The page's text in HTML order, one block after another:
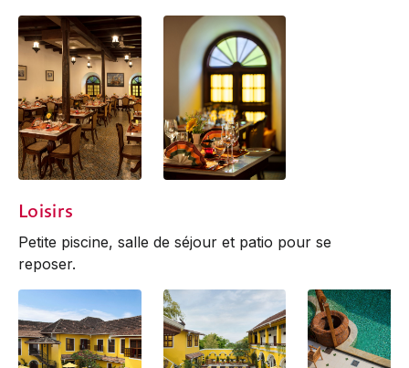
Loisirs
Petite piscine, salle de séjour et patio pour se
reposer.